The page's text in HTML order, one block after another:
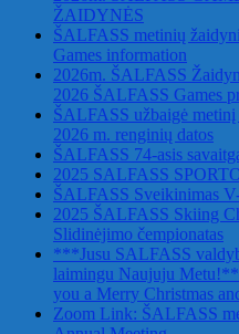
ŽAIDYNĖS
ŠALFASS metinių
Games information
2026m. ŠALFASS
2026 ŠALFASS Games
ŠALFASS užbaigė
2026 m. renginių datos
ŠALFASS 74-asis
2025 SALFASS
ŠALFASS Sveikinimas
2025 ŠALFASS Skiing
Slidinėjimo čempionatas
***Jusu SALFASS
laimingu Naujuju
you a Merry Christmas
Zoom Link: ŠALFASS